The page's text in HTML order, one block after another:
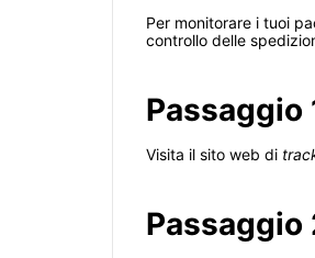
Per monitorare i tuoi
controllo delle
Passaggio
Visita il sito web di